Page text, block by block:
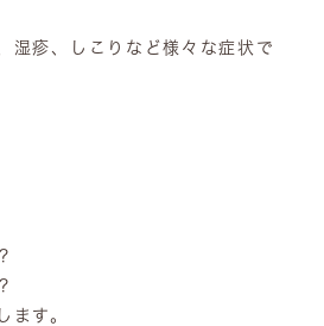
湿疹、しこりなど様々な症状で
ます。